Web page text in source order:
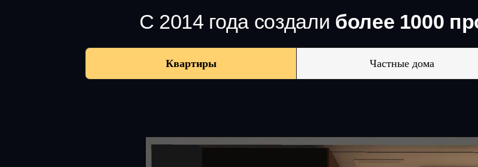
С 2014 года создали более 1000
Квартиры Частные дома